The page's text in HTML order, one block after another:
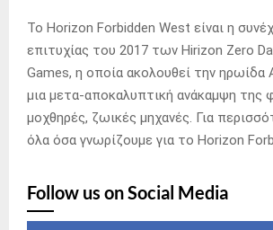
Το Horizon Forbidden West είναι η
επιτυχίας του 2017 των Hirizon Zero
Games, η οποία ακολουθεί την ηρωίδα
μια μετα-αποκαλυπτική ανάκαμψη της
μοχθηρές, ζωικές μηχανές. Για
όλα όσα γνωρίζουμε για το Horizon
Follow us on Social Media